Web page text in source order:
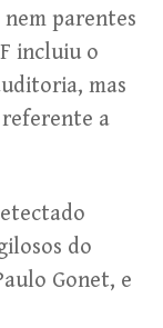
parentes
incluiu o
mas
a
do
Gonet, e